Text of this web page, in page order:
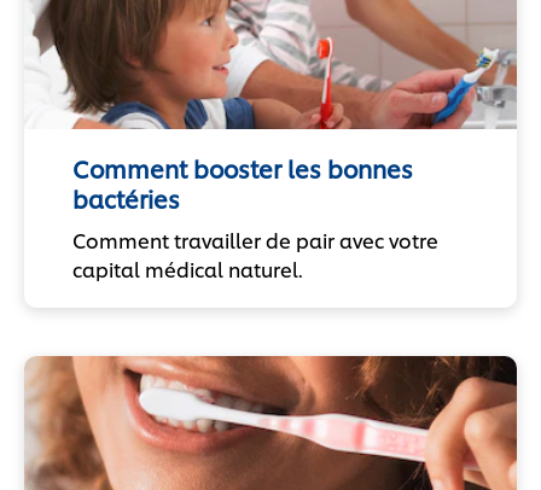
Comment booster les bonnes
bactéries
Comment travailler de pair avec votre
capital médical naturel.